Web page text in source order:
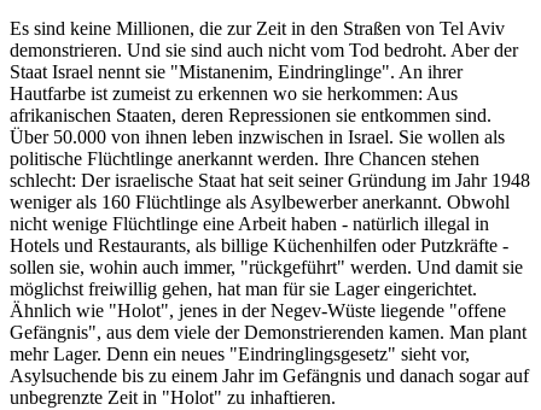
Es sind keine Millionen, die zur Zeit in den Straßen von Tel Aviv
demonstrieren. Und sie sind auch nicht vom Tod bedroht. Aber der
Staat Israel nennt sie "Mistanenim, Eindringlinge". An ihrer
Hautfarbe ist zumeist zu erkennen wo sie herkommen: Aus
afrikanischen Staaten, deren Repressionen sie entkommen sind.
Über 50.000 von ihnen leben inzwischen in Israel. Sie wollen als
politische Flüchtlinge anerkannt werden. Ihre Chancen stehen
schlecht: Der israelische Staat hat seit seiner Gründung im Jahr 1948
weniger als 160 Flüchtlinge als Asylbewerber anerkannt. Obwohl
nicht wenige Flüchtlinge eine Arbeit haben - natürlich illegal in
Hotels und Restaurants, als billige Küchenhilfen oder Putzkräfte -
sollen sie, wohin auch immer, "rückgeführt" werden. Und damit sie
möglichst freiwillig gehen, hat man für sie Lager eingerichtet.
Ähnlich wie "Holot", jenes in der Negev-Wüste liegende "offene
Gefängnis", aus dem viele der Demonstrierenden kamen. Man plant
mehr Lager. Denn ein neues "Eindringlingsgesetz" sieht vor,
Asylsuchende bis zu einem Jahr im Gefängnis und danach sogar auf
unbegrenzte Zeit in "Holot" zu inhaftieren.